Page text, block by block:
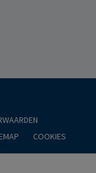
COOKIES